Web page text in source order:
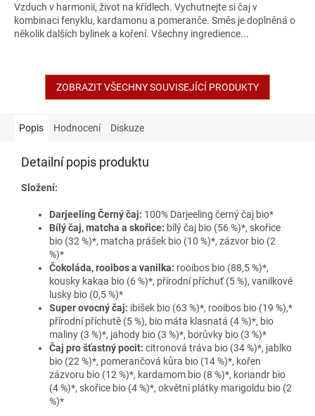
Vzduch v harmonii, život na křídlech. Vychutnejte si čaj v
kombinaci fenyklu, kardamonu a pomeranče. Směs je doplněná o
několik dalších bylinek a koření. Všechny ingredience...
ZOBRAZIT VŠECHNY SOUVISEJÍCÍ PRODUKTY
Popis Hodnocení Diskuze
Detailní popis produktu
Složení:
Darjeeling Černý čaj: 100% Darjeeling černý čaj bio*
Bílý čaj, matcha a skořice: bílý čaj bio (56 %)*, skořice
bio (32 %)*, matcha prášek bio (10 %)*, zázvor bio (2
%)*
Čokoláda, rooibos a vanilka: rooibos bio (88,5 %)*,
kousky kakaa bio (6 %)*, přírodní příchuť (5 %), vanilkové
lusky bio (0,5 %)*
Super ovocný čaj: ibišek bio (63 %)*, rooibos bio (19 %),*
přírodní příchutě (5 %), bio máta klasnatá (4 %)*, bio
maliny (3 %)*, jahody bio (3 %)*, borůvky bio (3 %)*
Čaj pro šťastný pocit: citronová tráva bio (34 %)*, jablko
bio (22 %)*, pomerančová kůra bio (14 %)*, kořen
zázvoru bio (12 %)*, kardamom bio (8 %)*, koriandr bio
(4 %)*, skořice bio (4 %)*, okvětní plátky marigoldu bio (2
%)*